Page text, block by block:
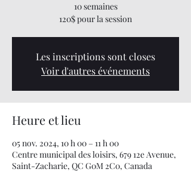
10 semaines
120$ pour la session
Les inscriptions sont closes
Voir d'autres événements
Heure et lieu
05 nov. 2024, 10 h 00 – 11 h 00
Centre municipal des loisirs, 679 12e Avenue,
Saint-Zacharie, QC G0M 2C0, Canada